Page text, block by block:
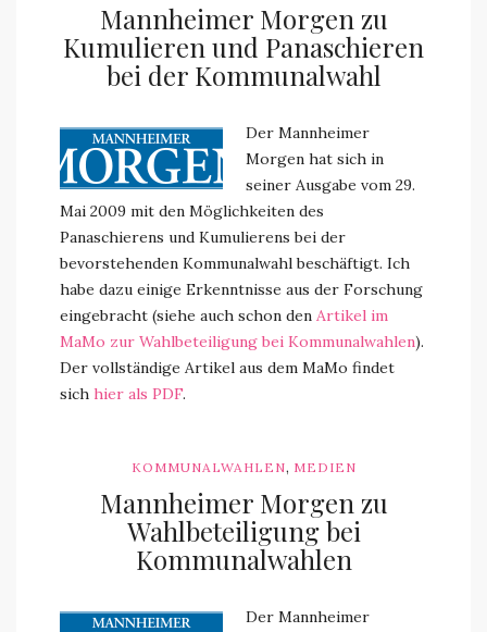
Mannheimer Morgen zu
Kumulieren und Panaschieren
bei der Kommunalwahl
Der Mannheimer
Morgen hat sich in
seiner Ausgabe vom 29.
Mai 2009 mit den Möglichkeiten des
Panaschierens und Kumulierens bei der
bevorstehenden Kommunalwahl beschäftigt. Ich
habe dazu einige Erkenntnisse aus der Forschung
eingebracht (siehe auch schon den Artikel im
MaMo zur Wahlbeteiligung bei Kommunalwahlen).
Der vollständige Artikel aus dem MaMo findet
sich hier als PDF.
KOMMUNALWAHLEN, MEDIEN
Mannheimer Morgen zu
Wahlbeteiligung bei
Kommunalwahlen
Der Mannheimer